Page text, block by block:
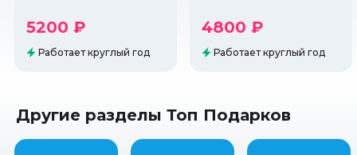
5200 ₽
Работает круглый год
4800 ₽
Работает круглый год
Другие разделы Топ Подарков